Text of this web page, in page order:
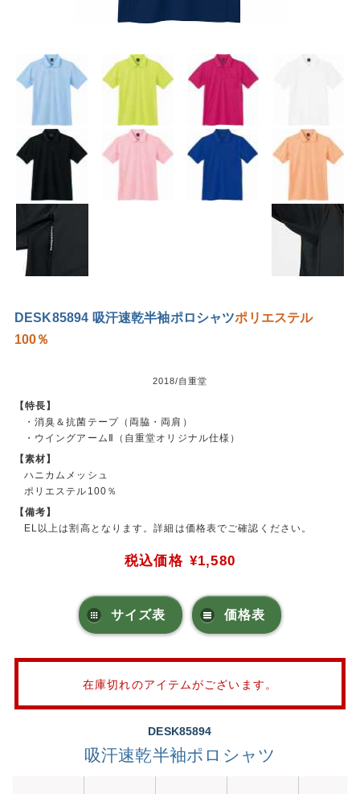
DESK85894 吸汗速乾半袖ポロシャツポリエステル
100％
2018/自重堂
【特長】
・消臭＆抗菌テープ（両脇・両肩）
・ウイングアームⅡ（自重堂オリジナル仕様）
【素材】
ハニカムメッシュ
ポリエステル100％
【備考】
EL以上は割高となります。詳細は価格表でご確認ください。
税込価格 ¥1,580
サイズ表 価格表
在庫切れのアイテムがございます。
DESK85894
吸汗速乾半袖ポロシャツ